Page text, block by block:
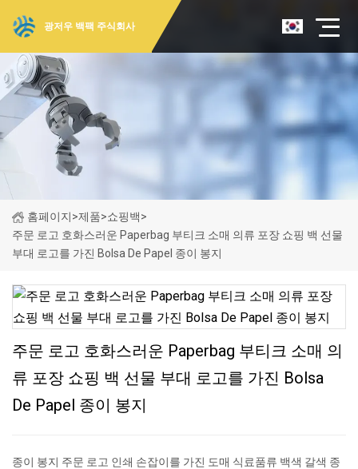
광저우 백팩 주식회사
홈페이지>제품>쇼핑백>
주문 로고 호화스러운 Paperbag 부티크 소매 의류 포장 쇼핑 백 선물
부대 로고를 가진 Bolsa De Papel 종이 봉지
주문 로고 호화스러운 Paperbag 부티크 소매 의
류 포장 쇼핑 백 선물 부대 로고를 가진 Bolsa
De Papel 종이 봉지
종이 봉지 주문 로고 인쇄 손잡이를 가진 도매 식료품류 백색 갈색 종